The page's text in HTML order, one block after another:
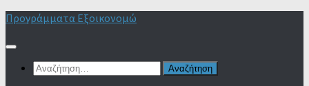
Skip
content
Προγράμματα Εξοικονομώ
Αναζήτηση